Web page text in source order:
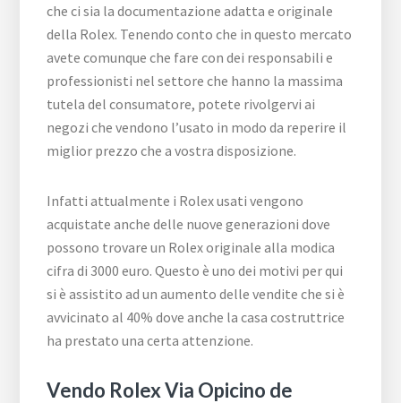
che ci sia la documentazione adatta e originale
della Rolex. Tenendo conto che in questo mercato
avete comunque che fare con dei responsabili e
professionisti nel settore che hanno la massima
tutela del consumatore, potete rivolgervi ai
negozi che vendono l’usato in modo da reperire il
miglior prezzo che a vostra disposizione.
Infatti attualmente i Rolex usati vengono
acquistate anche delle nuove generazioni dove
possono trovare un Rolex originale alla modica
cifra di 3000 euro. Questo è uno dei motivi per qui
si è assistito ad un aumento delle vendite che si è
avvicinato al 40% dove anche la casa costruttrice
ha prestato una certa attenzione.
Vendo Rolex Via Opicino de